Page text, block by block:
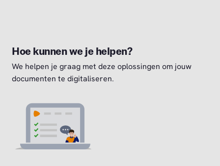
Hoe kunnen we je helpen?
We helpen je graag met deze oplossingen om jouw
documenten te digitaliseren.